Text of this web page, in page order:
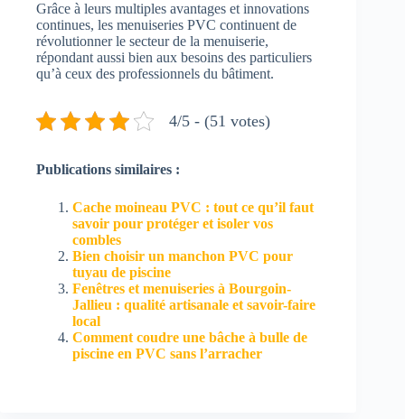
Grâce à leurs multiples avantages et innovations
continues, les menuiseries PVC continuent de
révolutionner le secteur de la menuiserie,
répondant aussi bien aux besoins des particuliers
qu’à ceux des professionnels du bâtiment.
4/5 - (51 votes)
Publications similaires :
Cache moineau PVC : tout ce qu’il faut
savoir pour protéger et isoler vos
combles
Bien choisir un manchon PVC pour
tuyau de piscine
Fenêtres et menuiseries à Bourgoin-
Jallieu : qualité artisanale et savoir-faire
local
Comment coudre une bâche à bulle de
piscine en PVC sans l’arracher